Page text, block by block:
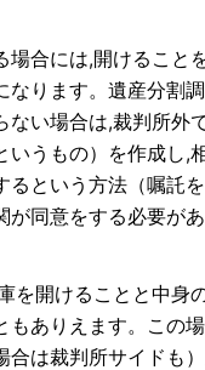
合には,開けること
なります。遺産分割
ない場合は,裁判所
いうもの）を作成し
るという方法（嘱託
が同意をする必要が
を開けることと中身
もありえます。この
は裁判所サイドも）